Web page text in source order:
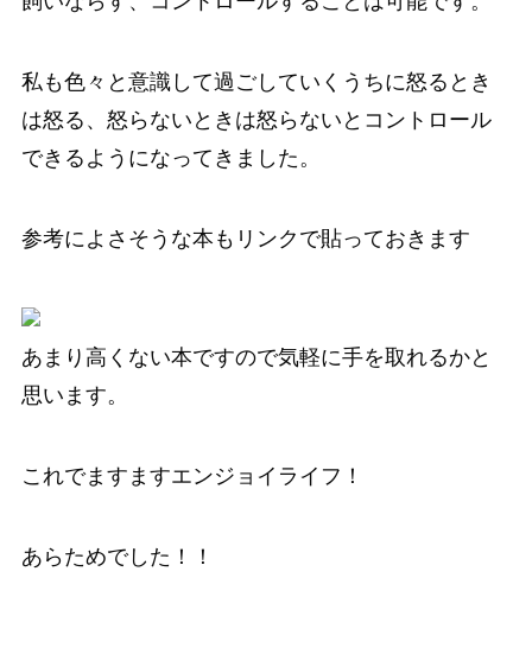
私も色々と意識して過ごしていくうちに怒るとき
は怒る、怒らないときは怒らないとコントロール
できるようになってきました。
参考によさそうな本もリンクで貼っておきます
あまり高くない本ですので気軽に手を取れるかと
思います。
これでますますエンジョイライフ！
あらためでした！！